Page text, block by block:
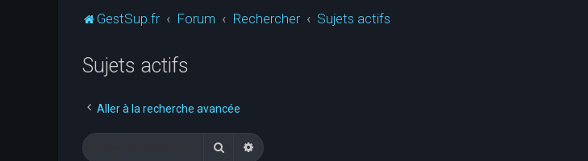
GestSup.fr Forum Rechercher Sujets actifs
Sujets actifs
Aller à la recherche avancée
RechercherRecherche avancée